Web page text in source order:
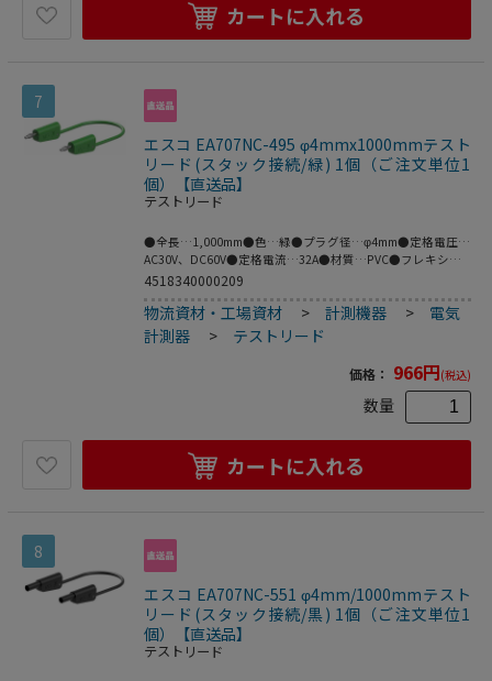
カートに入れる
7
エスコ EA707NC-495 φ4mmx1000mmテスト
リード(スタック接続/緑) 1個（ご注文単位1
個）【直送品】
テストリード
●全長…1,000mm●色…緑●プラグ径…φ4mm●定格電圧…
AC30V、DC60V●定格電流…32A●材質…PVC●フレキシブ
ルなケーブルの両端にスタック接続可能なφ4mmの
の両方がMULTILAMの場合は接続できません。●MULTILAM
付（ばね形状の多面接触子付）●梱包サイ
ズ:145×124×29●梱包重量52g
4518340000209
物流資材・工場資材 >計測機器 > 電気
計測器
> テストリード
価格： 966円(税込)
数量
カートに入れる
8
エスコ EA707NC-551 φ4mm/1000mmテスト
リード(スタック接続/黒) 1個（ご注文単位1
個）【直送品】
テストリード